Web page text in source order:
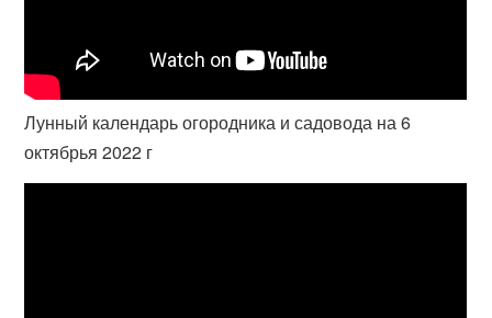
Лунный календарь огородника и садовода на 6
октябрья 2022 г